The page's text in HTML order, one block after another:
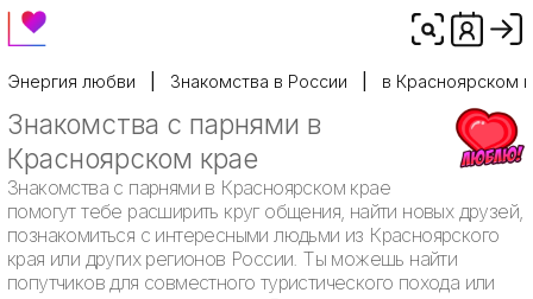
Энергия любви Знакомства в России в Красноярском
Знакомства с парнями в
Красноярском крае
Знакомства с парнями в Красноярском крае
помогут тебе расширить круг общения, найти новых друзей,
познакомиться с интересными людьми из Красноярского
края или других регионов России. Ты можешь найти
попутчиков для совместного туристического похода или